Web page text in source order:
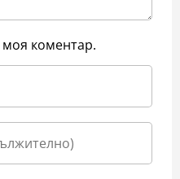
коментар.